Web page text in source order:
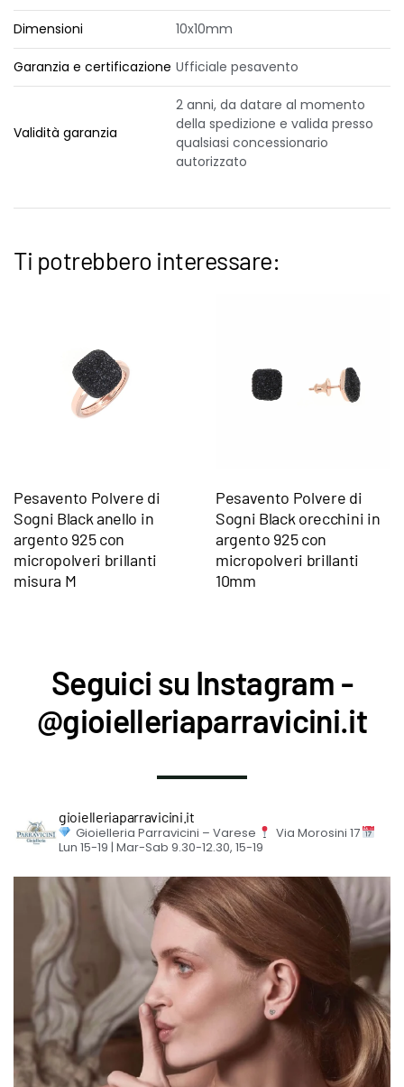
Dimensioni 10x10mm
Garanzia e certificazione Ufficiale pesavento
Validità garanzia
2 anni, da datare al momento
della spedizione e valida presso
qualsiasi concessionario
autorizzato
Ti potrebbero interessare:
Pesavento Polvere di
Sogni Black anello in
argento 925 con
micropolveri brillanti
misura M
Pesavento Polvere di
Sogni Black orecchini in
argento 925 con
micropolveri brillanti
10mm
Seguici su Instagram -
@gioielleriaparravicini.it
gioielleriaparravicini.it
Gioielleria Parravicini – Varese
Via Morosini 17
Lun 15-19 | Mar-Sab 9.30-12.30, 15-19